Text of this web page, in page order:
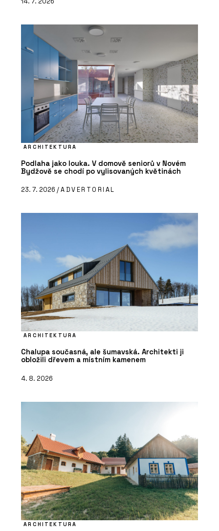
ARCHITEKTURA
Podlaha jako louka. V domově seniorů v Novém
Bydžově se chodí po vylisovaných květinách
23. 7. 2026 /ADVERTORIAL
ARCHITEKTURA
Chalupa současná, ale šumavská. Architekti ji
obložili dřevem a místním kamenem
4. 8. 2026
ARCHITEKTURA